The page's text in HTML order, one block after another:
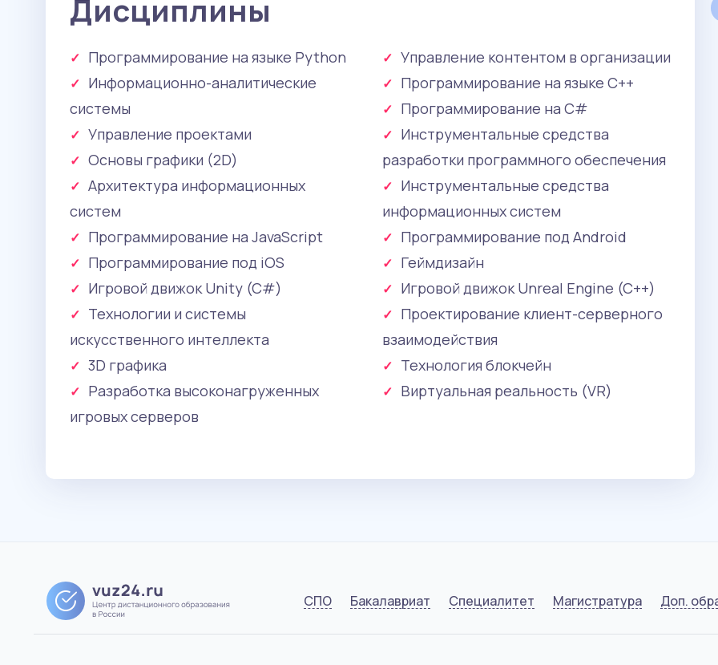
Дисциплины
Программирование на языке Python
Информационно-аналитические
системы
Управление проектами
Основы графики (2D)
Архитектура информационных
систем
Программирование на JavaScript
Программирование под iOS
Игровой движок Unity (C#)
Технологии и системы
искусственного интеллекта
3D графика
Разработка высоконагруженных
игровых серверов
Управление контентом в организации
Программирование на языке С++
Программирование на C#
Инструментальные средства
разработки программного обеспечения
Инструментальные средства
информационных систем
Программирование под Android
Геймдизайн
Игровой движок Unreal Engine (C++)
Проектирование клиент-серверного
взаимодействия
Технология блокчейн
Виртуальная реальность (VR)
МФПУ Синергия
Методология DevOps и пять языков
программирования с ускоренной разработкой.
СПО Бакалавриат Специалитет Магистратура Доп.